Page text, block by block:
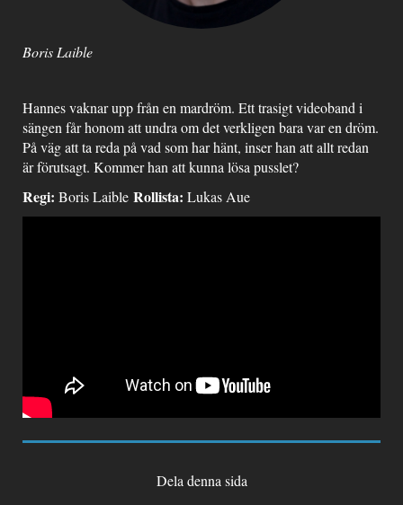
Boris Laible
Hannes vaknar upp från en mardröm. Ett trasigt videoband i
sängen får honom att undra om det verkligen bara var en dröm.
På väg att ta reda på vad som har hänt, inser han att allt redan
är förutsagt. Kommer han att kunna lösa pusslet?
Regi: Boris Laible Rollista: Lukas Aue
Dela denna sida